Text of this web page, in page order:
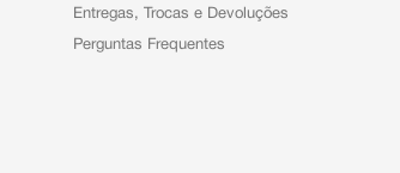
Entregas, Trocas e Devoluções
Perguntas Frequentes